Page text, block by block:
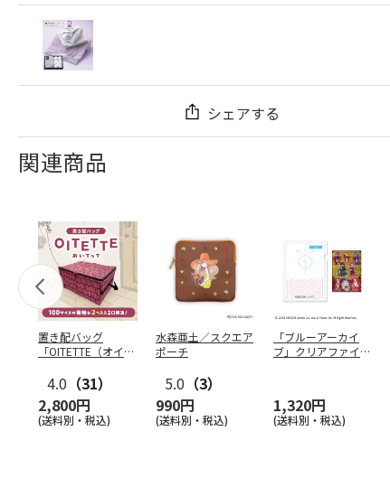
シェアする
関連商品
置き配バッグ
「OITETTE（オイテ
4.0 （31）
2,800円
(送料別・税込)
水森亜土／スクエア
ポーチ
5.0 （3）
990円
(送料別・税込)
「ブルーアーカイ
ブ」クリアファイル
1,320円
(送料別・税込)